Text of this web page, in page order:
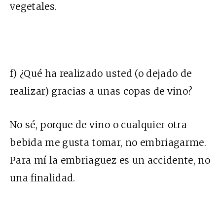
vegetales.
f) ¿Qué ha realizado usted (o dejado de
realizar) gracias a unas copas de vino?
No sé, porque de vino o cualquier otra
bebida me gusta tomar, no embriagarme.
Para mí la embriaguez es un accidente, no
una finalidad.